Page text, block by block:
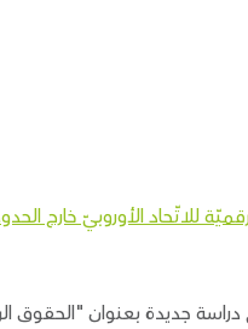
للاتّحاد الأوروبيّ خارج
جديدة بعنوان "الحقوق